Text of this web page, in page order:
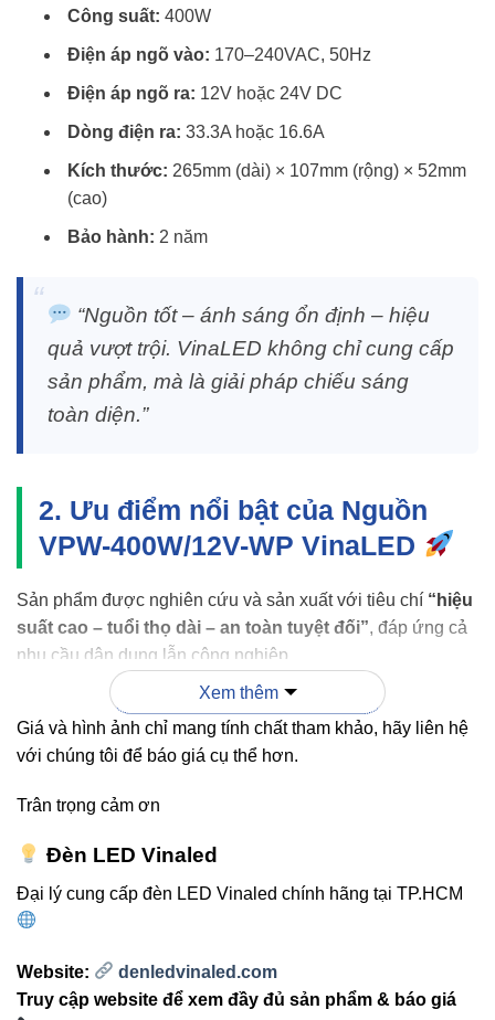
Công suất: 400W
Điện áp ngõ vào: 170–240VAC, 50Hz
Điện áp ngõ ra: 12V hoặc 24V DC
Dòng điện ra: 33.3A hoặc 16.6A
Kích thước: 265mm (dài) × 107mm (rộng) × 52mm
(cao)
Bảo hành: 2 năm
“Nguồn tốt – ánh sáng ổn định – hiệu
quả vượt trội. VinaLED không chỉ cung cấp
sản phẩm, mà là giải pháp chiếu sáng
toàn diện.”
2. Ưu điểm nổi bật của Nguồn
VPW-400W/12V-WP VinaLED
Sản phẩm được nghiên cứu và sản xuất với tiêu chí “hiệu
suất cao – tuổi thọ dài – an toàn tuyệt đối”, đáp ứng cả
nhu cầu dân dụng lẫn công nghiệp.
Thiết kế không quạt– giảm tiếng ồn, hạn chế bụi
bẩn và kéo dài tuổi thọ thiết bị.
Chống nước IP67
– phù hợp cho môi trường ẩm,
mưa nhẹ hoặc lắp ngoài trời.
quả, tránh hiện tượng quá nhiệt.
Độ ổn định điện áp cao– bảo vệ đèn LED khỏi
Tiết kiệm điện năng– tối ưu tiêu thụ năng lượng,
giảm chi phí vận hành dài hạn.
Xem thêm
Giá và hình ảnh chỉ mang tính chất tham khảo, hãy liên hệ
với chúng tôi để báo giá cụ thể hơn.
Trân trọng cảm ơn
Đèn LED Vinaled
Đại lý cung cấp đèn LED Vinaled chính hãng tại TP.HCM
Website:
denledvinaled.com
Truy cập website để xem đầy đủ sản phẩm & báo giá